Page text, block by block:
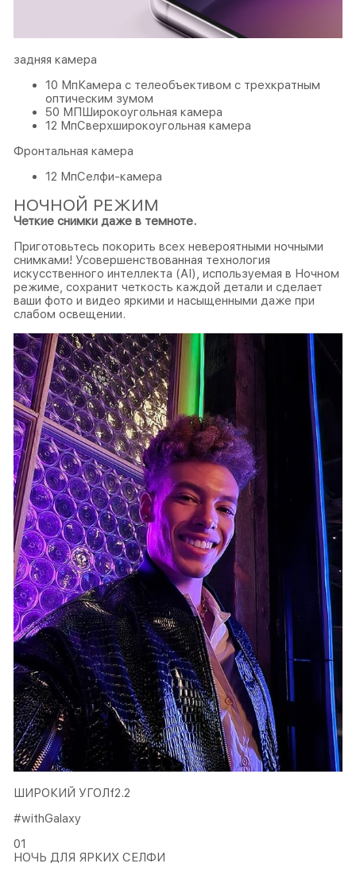
задняя камера
10 МпКамера с телеобъективом с трехкратным
оптическим зумом
50 МПШирокоугольная камера
12 МпСверхширокоугольная камера
Фронтальная камера
12 МпСелфи-камера
НОЧНОЙ РЕЖИМ
Четкие снимки даже в темноте.
Приготовьтесь покорить всех невероятными ночными
снимками! Усовершенствованная технология
искусственного интеллекта (AI), используемая в Ночном
режиме, сохранит четкость каждой детали и сделает
ваши фото и видео яркими и насыщенными даже при
слабом освещении.
ШИРОКИЙ УГОЛf2.2
#withGalaxy
01
НОЧЬ ДЛЯ ЯРКИХ СЕЛФИ